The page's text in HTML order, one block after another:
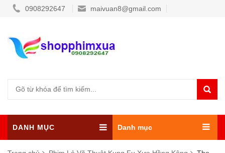
0908292647 maivuan8@gmail.com
DANH MỤC Danh mục